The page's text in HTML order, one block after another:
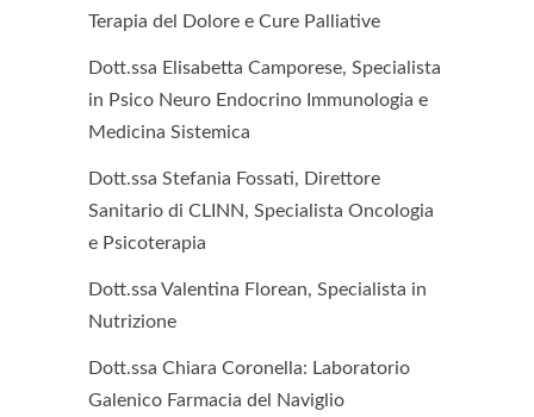
Terapia del Dolore e Cure Palliative
Dott.ssa Elisabetta Camporese, Specialista
in Psico Neuro Endocrino Immunologia e
Medicina Sistemica
Dott.ssa Stefania Fossati, Direttore
Sanitario di CLINN, Specialista Oncologia
e Psicoterapia
Dott.ssa Valentina Florean, Specialista in
Nutrizione
Dott.ssa Chiara Coronella: Laboratorio
Galenico Farmacia del Naviglio